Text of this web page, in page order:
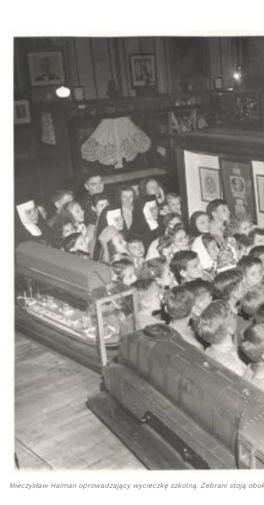
Mieczysław Haiman oprowadzający wycieczkę szkolną. Zebrani stoją